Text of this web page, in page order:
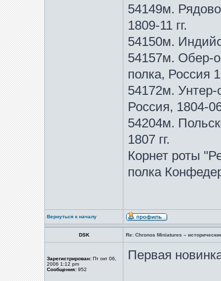
54149м.
1809-11 гг.
54150м.
54157м. Обер-
полка, Россия
54172м. Унтер-
Россия, 1804-06
54204м.
1807 гг.
Корнет роты
полка
Вернуться к началу
DSK Re: Chronos Miniatures –
Зарегистрирован: Пт окт 06,
2006 1:12 pm
Сообщения: 952
Первая